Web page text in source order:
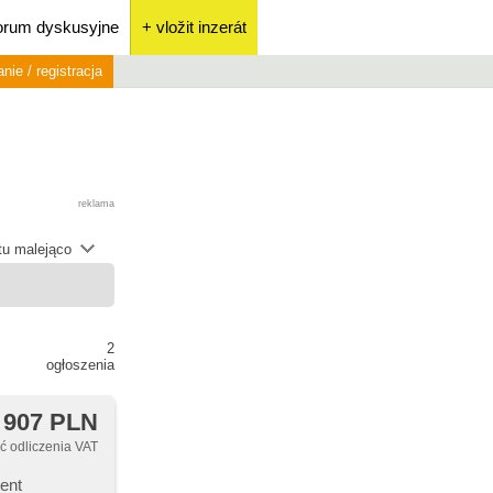
dyskusyjne + vložit inzerát
/ registracja
reklama
malejąco
2
ogłoszenia
PLN
odliczenia VAT